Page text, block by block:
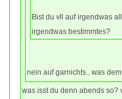
Bist du vll auf irgendwas
irgendwas bestimmtes?
nein auf garnichts.. was
was isst du denn abends so?